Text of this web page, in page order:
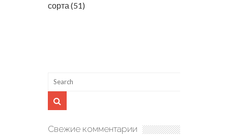
сорта (51)
Свежие комментарии